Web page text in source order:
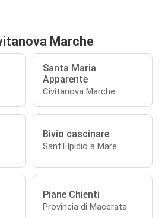
Marche
Santa Maria
Apparente
Civitanova Marche
Bivio cascinare
Sant'Elpidio a Mare
Piane Chienti
Provincia di Macerata